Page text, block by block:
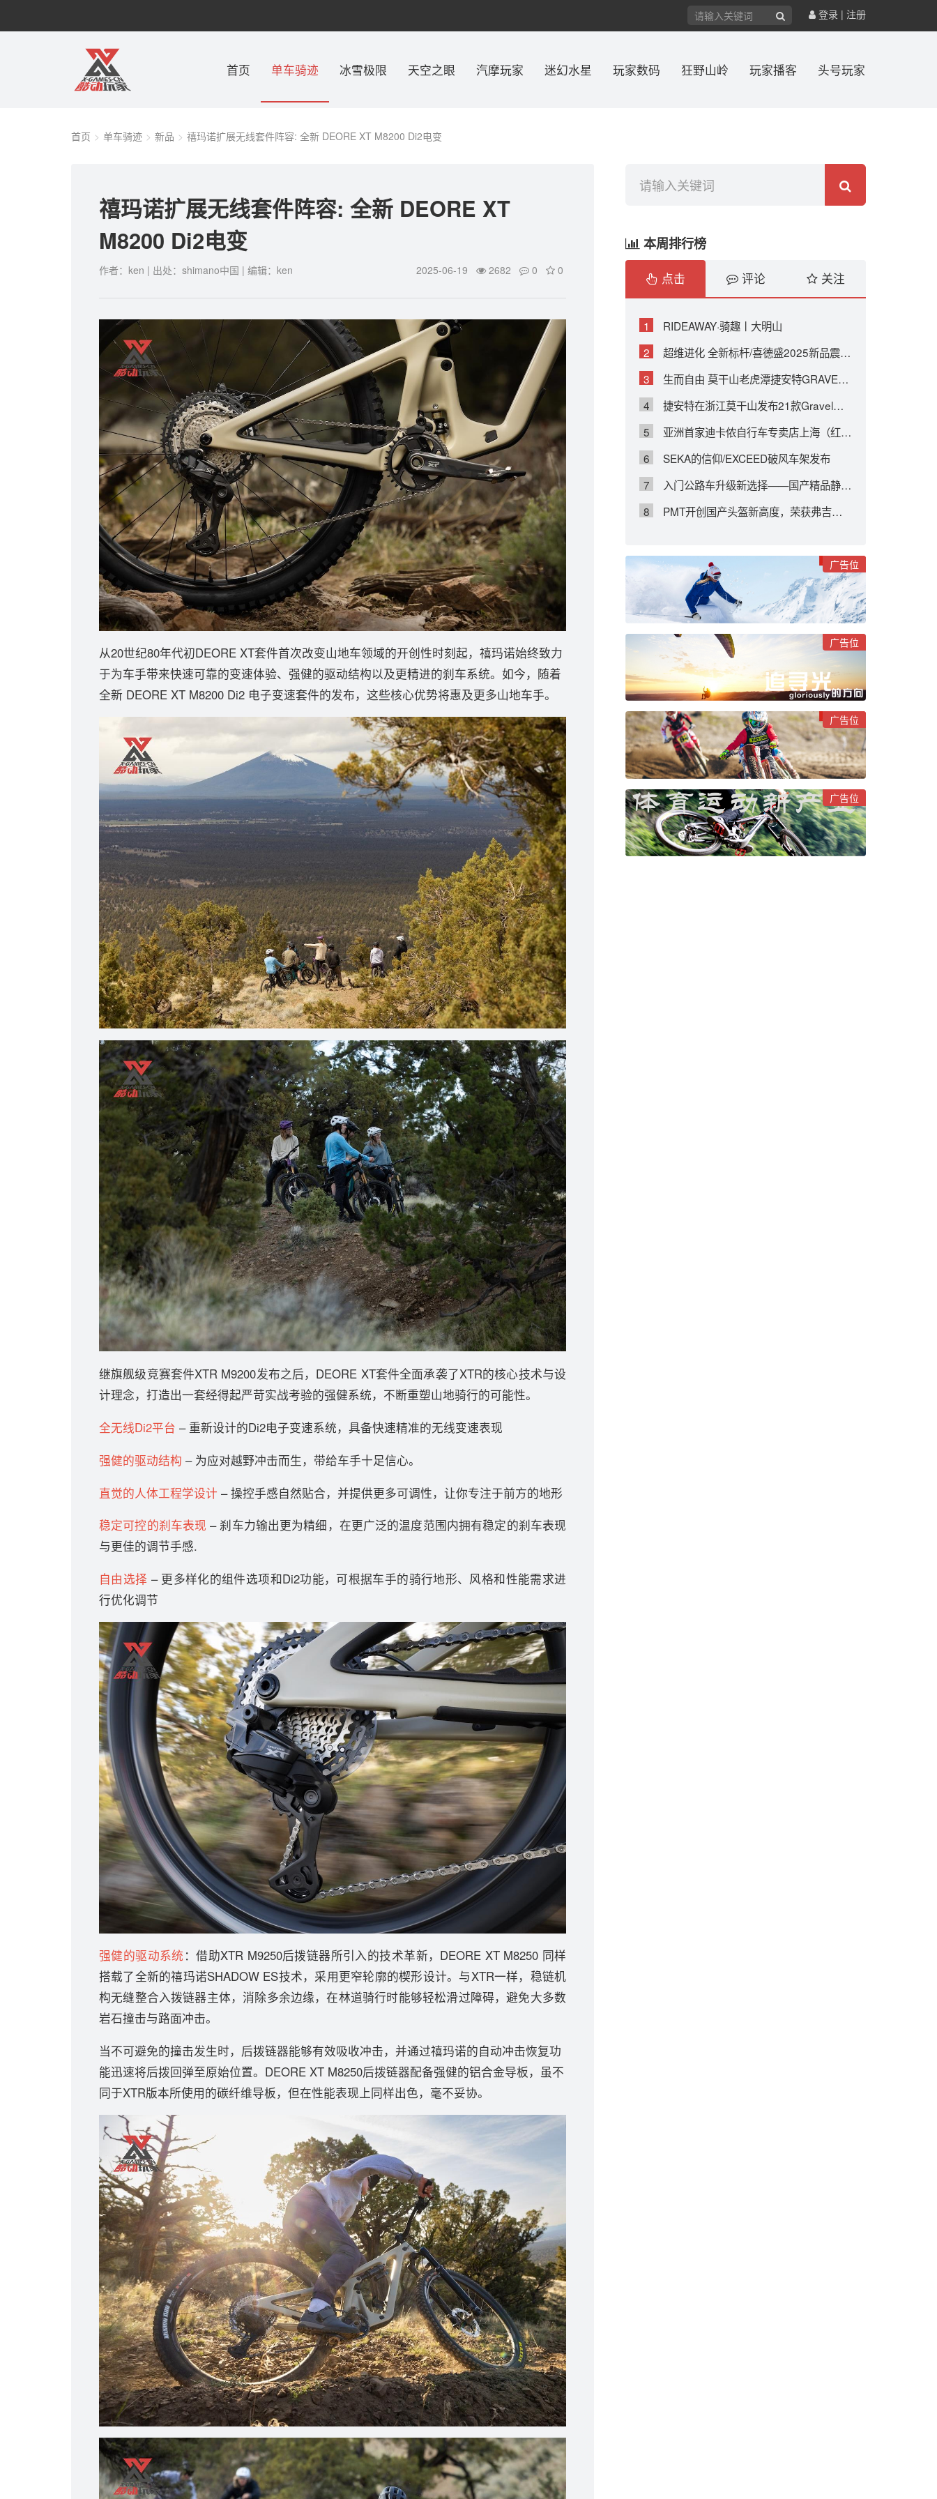
登录 | 注册
首页 单车骑迹 冰雪极限 天空之眼 汽摩玩家 迷幻水星 玩家数码 狂野山岭 玩家播客 头号玩家
首页 单车骑迹 新品 禧玛诺扩展无线套件阵容: 全新 DEORE XT M8200 Di2电变
禧玛诺扩展无线套件阵容: 全新 DEORE XT
M8200 Di2电变
作者：ken | 出处：shimano中国 | 编辑：ken 2025-06-19 2682 0 0
从20世纪80年代初DEORE XT套件首次改变山地车领域的开创性时刻起，禧玛诺始终致力
于为车手带来快速可靠的变速体验、强健的驱动结构以及更精进的刹车系统。如今，随着
全新 DEORE XT M8200 Di2 电子变速套件的发布，这些核心优势将惠及更多山地车手。
继旗舰级竞赛套件XTR M9200发布之后，DEORE XT套件全面承袭了XTR的核心技术与设
计理念，打造出一套经得起严苛实战考验的强健系统，不断重塑山地骑行的可能性。
全无线Di2平台 – 重新设计的Di2电子变速系统，具备快速精准的无线变速表现
强健的驱动结构 – 为应对越野冲击而生，带给车手十足信心。
直觉的人体工程学设计 – 操控手感自然贴合，并提供更多可调性，让你专注于前方的地形
稳定可控的刹车表现– 刹车力输出更为精细，在更广泛的温度范围内拥有稳定的刹车表现
与更佳的调节手感.
自由选择 – 更多样化的组件选项和Di2功能，可根据车手的骑行地形、风格和性能需求进
行优化调节
强健的驱动系统 ：借助XTR M9250后拨链器所引入的技术革新，DEORE XT M8250 同样
搭载了全新的禧玛诺SHADOW ES技术，采用更窄轮廓的楔形设计。与XTR一样，稳链机
构无缝整合入拨链器主体，消除多余边缘，在林道骑行时能够轻松滑过障碍，避免大多数
岩石撞击与路面冲击。
当不可避免的撞击发生时，后拨链器能够有效吸收冲击，并通过禧玛诺的自动冲击恢复功
能迅速将后拨回弹至原始位置。DEORE XT M8250后拨链器配备强健的铝合金导板，虽不
同于XTR版本所使用的碳纤维导板，但在性能表现上同样出色，毫不妥协。
本周排行榜
点击 评论 关注
1
RIDEAWAY·骑趣丨大明山
2
超维进化 全新标杆/喜德盛2025新品震撼来袭
3
生而自由 莫干山老虎潭捷安特GRAVEL新车体验日
4
捷安特在浙江莫干山发布21款Gravel车型
5
亚洲首家迪卡侬自行车专卖店上海（红枫路）正式开业
6
SEKA的信仰/EXCEED破风车架发布
7
入门公路车升级新选择——国产精品静藤公路轮组
8
PMT开创国产头盔新高度，荣获弗吉尼亚理工大学最高五星评级